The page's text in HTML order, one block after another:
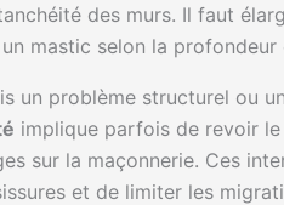
des murs. Il faut
mastic selon la
un problème structurel ou
implique parfois de revoir
sur la maçonnerie. Ces
et de limiter les